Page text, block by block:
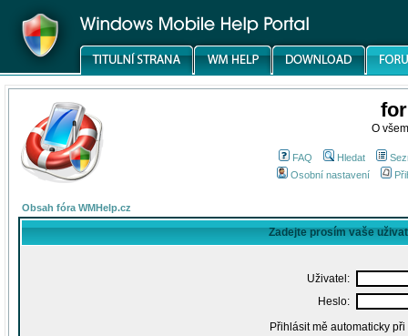
O
FAQ Hledat
Osobní nastavení
Obsah fóra WMHelp.cz
Zadejte prosím vaše
Uživatel:
Heslo:
Přihlásit mě automaticky